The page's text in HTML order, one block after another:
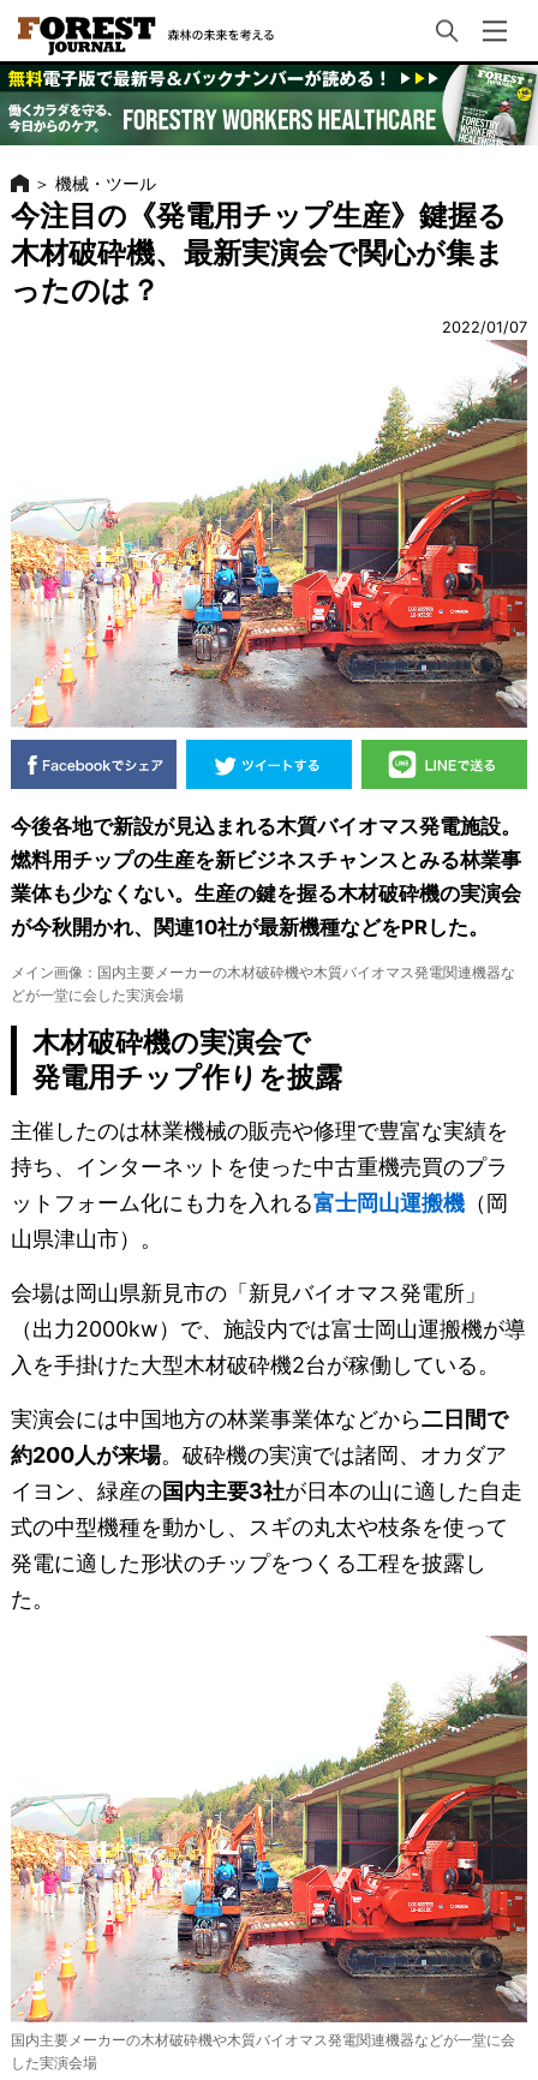
＞ 機械・ツール
今注目の《発電用チップ生産》鍵握る
木材破砕機、最新実演会で関心が集ま
ったのは？
2022/01/07
今後各地で新設が見込まれる木質バイオマス発電施設。
燃料用チップの生産を新ビジネスチャンスとみる林業事
業体も少なくない。生産の鍵を握る木材破砕機の実演会
が今秋開かれ、関連10社が最新機種などをPRした。
メイン画像：国内主要メーカーの木材破砕機や木質バイオマス発電関連機器な
どが一堂に会した実演会場
木材破砕機の実演会で
発電用チップ作りを披露
主催したのは林業機械の販売や修理で豊富な実績を
持ち、インターネットを使った中古重機売買のプラ
ットフォーム化にも力を入れる富士岡山運搬機（岡
山県津山市）。
会場は岡山県新見市の「新見バイオマス発電所」
（出力2000kw）で、施設内では富士岡山運搬機が導
入を手掛けた大型木材破砕機2台が稼働している。
実演会には中国地方の林業事業体などから二日間で
約200人が来場。破砕機の実演では諸岡、オカダア
イヨン、緑産の国内主要3社が日本の山に適した自走
式の中型機種を動かし、スギの丸太や枝条を使って
発電に適した形状のチップをつくる工程を披露し
た。
国内主要メーカーの木材破砕機や木質バイオマス発電関連機器などが一堂に会
した実演会場